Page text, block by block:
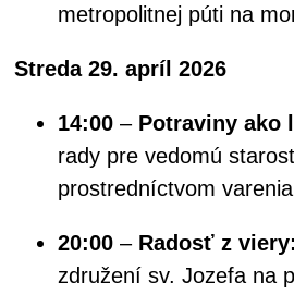
metropolitnej púti na
Streda 29. apríl 2026
14:00 – Potraviny ako
rady pre vedomú
prostredníctvom
20:00 – Radosť z viery:
združení sv. Jozefa na